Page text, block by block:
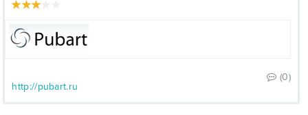
(0)
http://pubart.ru